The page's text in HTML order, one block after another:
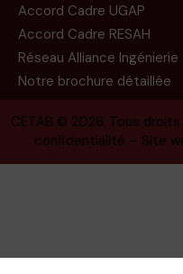
Accord Cadre UGAP
Accord Cadre RESAH
Réseau Alliance Ingénierie
Notre brochure détaillée
CETAB © 2026. Tous
confidentialité – Site